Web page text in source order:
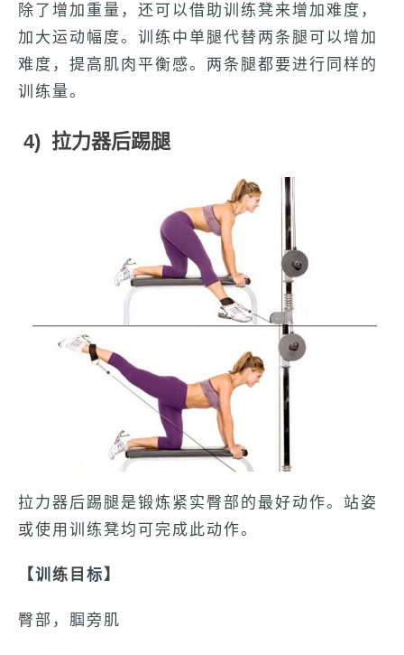
除了增加重量，还可以借助训练凳来增加难度，
加大运动幅度。训练中单腿代替两条腿可以增加
难度，提高肌肉平衡感。两条腿都要进行同样的
训练量。
4) 拉力器后踢腿
拉力器后踢腿是锻炼紧实臀部的最好动作。站姿
或使用训练凳均可完成此动作。
【训练目标】
臀部，腘旁肌